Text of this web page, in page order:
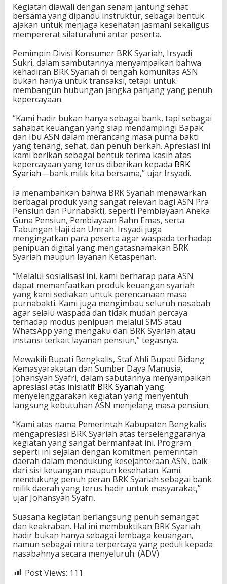
Kegiatan diawali dengan senam jantung sehat
bersama yang dipandu instruktur, sebagai bentuk
ajakan untuk menjaga kesehatan jasmani sekaligus
mempererat silaturahmi antar peserta.
Pemimpin Divisi Konsumer BRK Syariah, Irsyadi
Sukri, dalam sambutannya menyampaikan bahwa
kehadiran BRK Syariah di tengah komunitas ASN
bukan hanya untuk transaksi, tetapi untuk
membangun hubungan jangka panjang yang penuh
kepercayaan.
“Kami hadir bukan hanya sebagai bank, tapi sebagai
sahabat keuangan yang siap mendampingi Bapak
dan Ibu ASN dalam merancang masa purna bakti
yang tenang, sehat, dan penuh berkah. Apresiasi ini
kami berikan sebagai bentuk terima kasih atas
kepercayaan yang terus diberikan kepada BRK
Syariah—bank milik kita bersama,” ujar Irsyadi.
Ia menambahkan bahwa BRK Syariah menawarkan
berbagai produk yang sangat relevan bagi ASN Pra
Pensiun dan Purnabakti, seperti Pembiayaan Aneka
Guna Pensiun, Pembiayaan Rahn Emas, serta
Tabungan Haji dan Umrah. Irsyadi juga
mengingatkan para peserta agar waspada terhadap
penipuan digital yang mengatasnamakan BRK
Syariah maupun layanan Ketaspenan.
“Melalui sosialisasi ini, kami berharap para ASN
dapat memanfaatkan produk keuangan syariah
yang kami sediakan untuk perencanaan masa
purnabakti. Kami juga mengimbau seluruh nasabah
agar selalu waspada dan tidak mudah percaya
terhadap modus penipuan melalui SMS atau
WhatsApp yang mengaku dari BRK Syariah atau
instansi terkait layanan pensiun,” tegasnya.
Mewakili Bupati Bengkalis, Staf Ahli Bupati Bidang
Kemasyarakatan dan Sumber Daya Manusia,
Johansyah Syafri, dalam sabutannya menyampaikan
apresiasi atas inisiatif BRK Syariahyang
menyelenggarakan kegiatan yang menyentuh
langsung kebutuhan ASN menjelang masa pensiun.
“Kami atas nama Pemerintah Kabupaten Bengkalis
mengapresiasi BRK Syariah atas terselenggaranya
kegiatan yang sangat bermanfaat ini. Program
seperti ini sejalan dengan komitmen pemerintah
daerah dalam mendukung kesejahteraan ASN, baik
dari sisi keuangan maupun kesehatan. Kami
mendukung penuh peran BRK Syariah sebagai bank
milik daerah yang terus hadir untuk masyarakat,”
ujar Johansyah Syafri.
Suasana kegiatan berlangsung penuh semangat
dan keakraban. Hal ini membuktikan BRK Syariah
hadir bukan hanya sebagai lembaga keuangan,
namun sebagai mitra terpercaya yang peduli kepada
nasabahnya secara menyeluruh. (ADV)
Post Views: 111